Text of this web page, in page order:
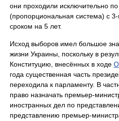
они проходили исключительно
(пропорциональная система) с
сроком на 5 лет.
Исход выборов имел большое
жизни Украины, поскольку в
Конституцию, внесённых в ходе
года существенная часть
переходила к парламенту. В
право назначать премьер-
иностранных дел по
представлению премьер-